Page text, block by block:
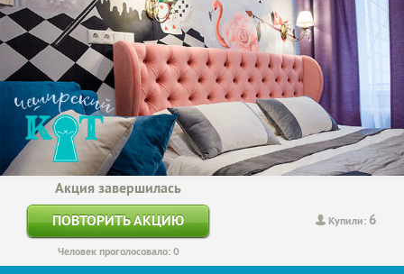
Купили: 6
Акция завершилась
ПОВТОРИТЬ АКЦИЮ
Человек проголосовало: 0